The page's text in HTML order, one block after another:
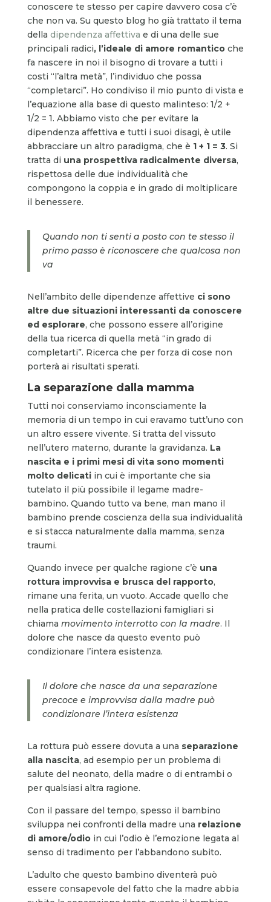
conoscere te stesso per capire davvero cosa c’è
che non va. Su questo blog ho già trattato il tema
della dipendenza affettiva e di una delle sue
principali radici, l’ideale di amore romanticoche
fa nascere in noi il bisogno di trovare a tutti i
costi “l’altra metà”, l’individuo che possa
“completarci”. Ho condiviso il mio punto di vista e
l’equazione alla base di questo malinteso: 1/2 +
1/2 = 1. Abbiamo visto che per evitare la
dipendenza affettiva e tutti i suoi disagi, è utile
abbracciare un altro paradigma, che è 1 + 1 = 3. Si
tratta di una prospettiva radicalmente diversa,
rispettosa delle due individualità che
compongono la coppia e in grado di moltiplicare
il benessere.
Quando non ti senti a posto con te stesso il
primo passo è riconoscere che qualcosa non
va
Nell’ambito delle dipendenze affettive ci sono
altre due situazioni interessanti da conoscere
ed esplorare, che possono essere all’origine
della tua ricerca di quella metà “in grado di
completarti”. Ricerca che per forza di cose non
porterà ai risultati sperati.
La separazione dalla mamma
Tutti noi conserviamo inconsciamente la
memoria di un tempo in cui eravamo tutt’uno con
un altro essere vivente. Si tratta del vissuto
nell’utero materno, durante la gravidanza. La
nascita e i primi mesi di vita sono momenti
molto delicatiin cui è importante che sia
tutelato il più possibile il legame madre-
bambino. Quando tutto va bene, man mano il
bambino prende coscienza della sua individualità
e si stacca naturalmente dalla mamma, senza
traumi.
Quando invece per qualche ragione c’è una
rottura improvvisa e brusca del rapporto,
rimane una ferita, un vuoto. Accade quello che
nella pratica delle costellazioni famigliari si
chiama movimento interrotto con la madre. Il
dolore che nasce da questo evento può
condizionare l’intera esistenza.
Il dolore che nasce da una separazione
precoce e improvvisa dalla madre può
condizionare l’intera esistenza
La rottura può essere dovuta a una separazione
alla nascita, ad esempio per un problema di
salute del neonato, della madre o di entrambi o
per qualsiasi altra ragione.
Con il passare del tempo, spesso il bambino
sviluppa nei confronti della madre una relazione
di amore/odioin cui l’odio è l’emozione legata al
senso di tradimento per l’abbandono subito.
L’adulto che questo bambino diventerà può
essere consapevole del fatto che la madre abbia